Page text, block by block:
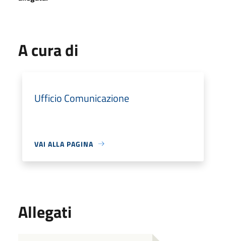
A cura di
Ufficio Comunicazione
VAI ALLA PAGINA
Allegati